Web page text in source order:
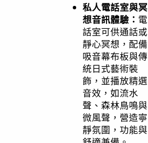
私人電話室與冥
想音訊體驗： 電
話室可供通話或
靜心冥想，配備
吸音幕布板與傳
統日式藝術裝
飾，並播放精選
音效，如流水
聲、森林鳥鳴與
微風聲，營造寧
靜氛圍，功能與